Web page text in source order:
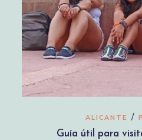
ALICANTE /
Guía útil para